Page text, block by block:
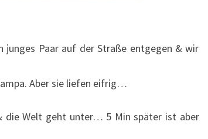
junges Paar auf der Straße entgegen & wir
Aber sie liefen eifrig…
die Welt geht unter… 5 Min später ist aber